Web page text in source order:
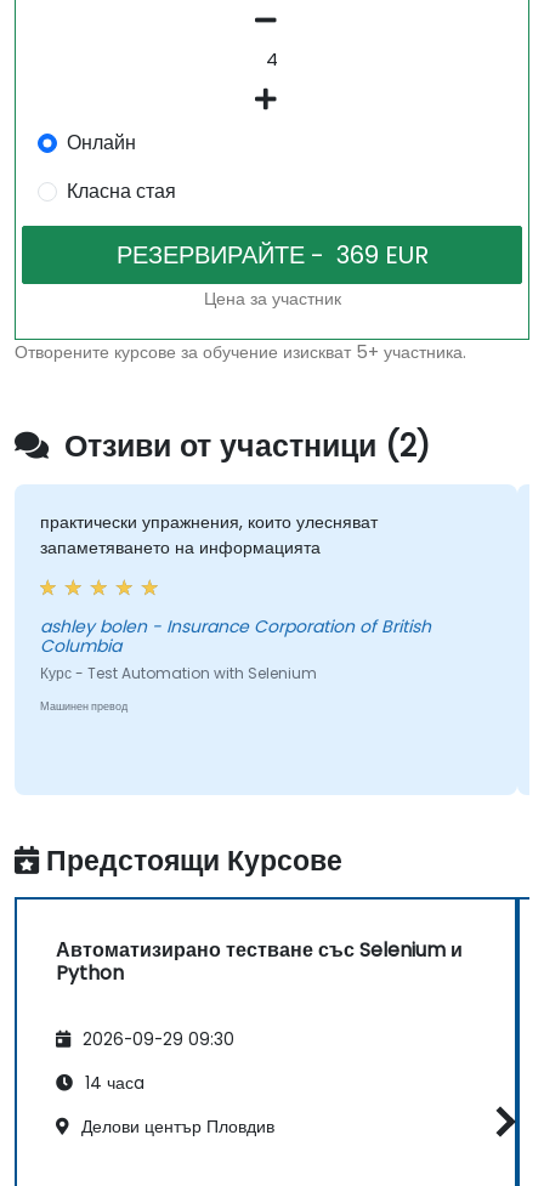
Онлайн
Класна стая
Цена за участник
Отворените курсове за обучение изискват 5+ участника.
Отзиви от участници (2)
практически упражнения, които улесняват
запаметяването на информацията
ashley bolen - Insurance Corporation of British
Columbia
Курс - Test Automation with Selenium
Машинен превод
Предстоящи Курсове
Автоматизирано тестване със Selenium и
Python
2026-09-29 09:30
14 часa
Делови център Пловдив